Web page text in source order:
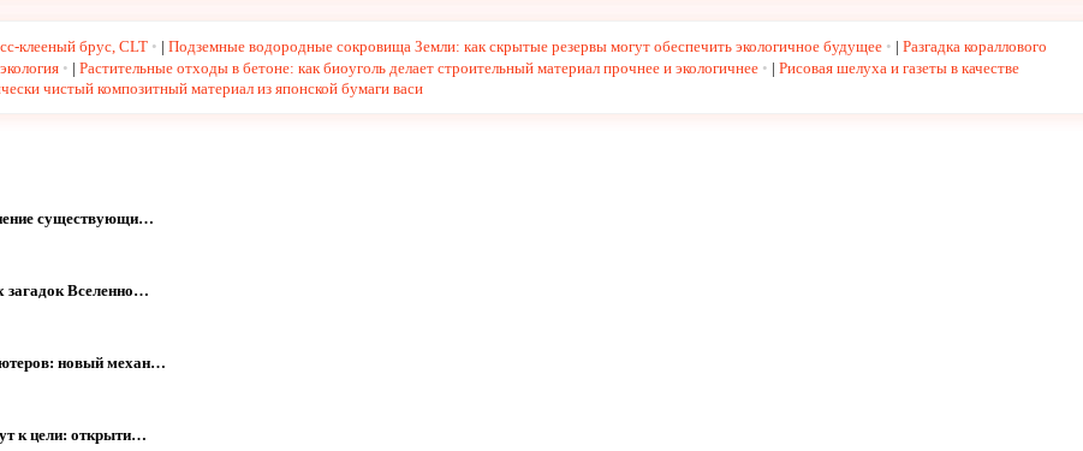
клееный брус, CLT | Подземные водородные сокровища Земли: как скрытые резервы могут обеспечить экологичное будущее | Разгадка кораллового
| Растительные отходы в бетоне: как биоуголь делает строительный материал прочнее и экологичнее | Рисовая шелуха и газеты в качестве
чистый композитный материал из японской бумаги васи
существующи…
загадок Вселенно…
новый механ…
к цели: открыти…